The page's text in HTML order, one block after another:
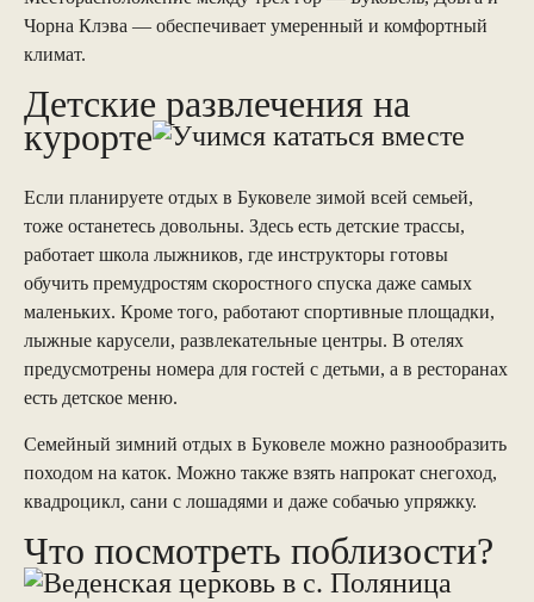
Чорна Клэва — обеспечивает умеренный и комфортный
климат.
Детские развлечения на
курорте
Если планируете отдых в Буковеле зимой всей семьей,
тоже останетесь довольны. Здесь есть детские трассы,
работает школа лыжников, где инструкторы готовы
обучить премудростям скоростного спуска даже самых
маленьких. Кроме того, работают спортивные площадки,
лыжные карусели, развлекательные центры. В отелях
предусмотрены номера для гостей с детьми, а в ресторанах
есть детское меню.
Семейный зимний отдых в Буковеле можно разнообразить
походом на каток. Можно также взять напрокат снегоход,
квадроцикл, сани с лошадями и даже собачью упряжку.
Что посмотреть поблизости?